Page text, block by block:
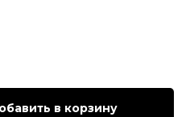
в корзину